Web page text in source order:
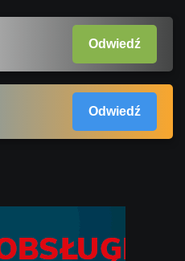
Odwiedź
Odwiedź